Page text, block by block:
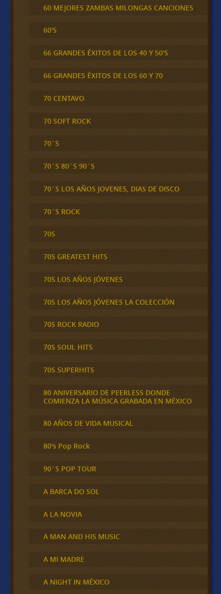
60 MEJORES ZAMBAS MILONGAS CANCIONES
60'S
66 GRANDES ÉXITOS DE LOS 40 Y 50'S
66 GRANDES ÉXITOS DE LOS 60 Y 70
70 CENTAVO
70 SOFT ROCK
70´S
70´S 80´S 90´S
70´S LOS AÑOS JOVENES, DIAS DE DISCO
70´S ROCK
70S
70S GREATEST HITS
70S LOS AÑOS JÓVENES
70S LOS AÑOS JÓVENES LA COLECCIÓN
70S ROCK RADIO
70S SOUL HITS
70S SUPERHITS
80 ANIVERSARIO DE PEERLESS DONDE
COMIENZA LA MÚSICA GRABADA EN MÉXICO
80 AÑOS DE VIDA MUSICAL
80's Pop Rock
90´S POP TOUR
A BARCA DO SOL
A LA NOVIA
A MAN AND HIS MUSIC
A MI MADRE
A NIGHT IN MÉXICO